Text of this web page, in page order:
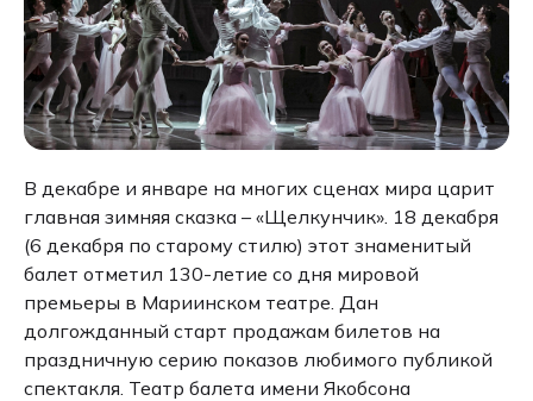
В декабре и январе на многих сценах мира царит
главная зимняя сказка – «Щелкунчик». 18 декабря
(6 декабря по старому стилю) этот знаменитый
балет отметил 130-летие со дня мировой
премьеры в Мариинском театре. Дан
долгожданный старт продажам билетов на
праздничную серию показов любимого публикой
спектакля. Театр балета имени Якобсона